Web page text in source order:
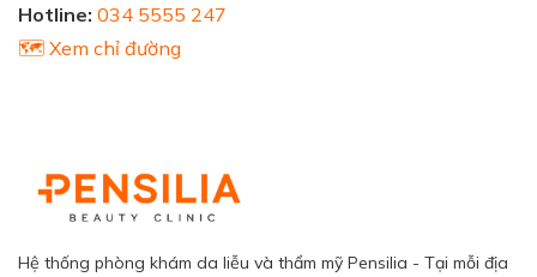
Hotline: 034 5555 247
🗺️ Xem chỉ đường
Hệ thống phòng khám da liễu và thẩm mỹ Pensilia - Tại mỗi địa